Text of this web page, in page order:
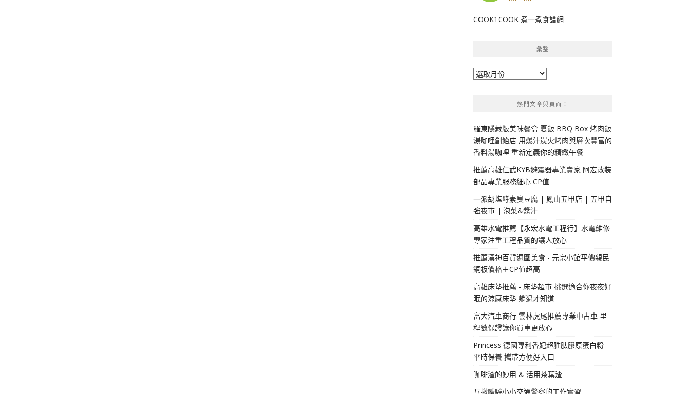
COOK1COOK 煮一煮食譜網
彙整
彙
熱門文章與頁面︰
羅東隱藏版美味餐盒 夏飯 BBQ Box 烤肉飯
湯咖哩創始店 用爆汁炭火烤肉與層次豐富的
香料湯咖哩 重新定義你的精緻午餐
推薦高雄仁武KYB避震器專業賣家 阿宏改裝
部品專業服務細心 CP值
一派胡塩酵素臭豆腐 | 鳳山五甲店 | 五甲自
強夜市 | 泡菜&醬汁
高雄水電推薦【永宏水電工程行】水電維修
專家注重工程品質的讓人放心
推薦漢神百貨週圍美食 - 元宗小館平價親民
銅板價格＋CP值超高
高雄床墊推薦 - 床墊超市 挑選適合你夜夜好
眠的涼感床墊 躺過才知道
富大汽車商行 雲林虎尾推薦專業中古車 里
程數保證讓你買車更放心
Princess 德國專利香妃超胜肽膠原蛋白粉
平時保養 攜帶方便好入口
咖啡渣的妙用 & 活用茶葉渣
互揪體驗小小交通警察的工作實習